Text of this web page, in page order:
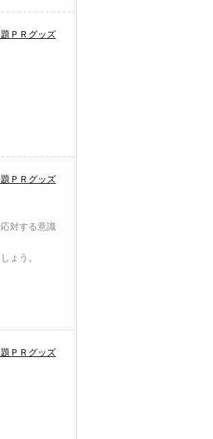
ＰＲグッズ
ＰＲグッズ
対する意識
ょう。
ＰＲグッズ